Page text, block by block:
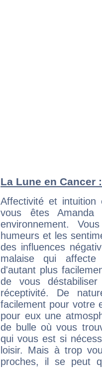
La Lune en Cancer
Affectivité et intuition
vous êtes
environnement.
humeurs et les
des influences
malaise qui
d'autant plus
de vous
réceptivité. De
facilement pour votre
pour eux une
de bulle où vous
qui vous est si
loisir. Mais à trop
proches, il se peut